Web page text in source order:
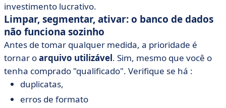
investimento lucrativo.
Limpar, segmentar, ativar: o banco de dados
não funciona sozinho
Antes de tomar qualquer medida, a prioridade é
tornar oarquivo utilizável. Sim, mesmo que você o
tenha comprado "qualificado". Verifique se há :
duplicatas,
erros de formato